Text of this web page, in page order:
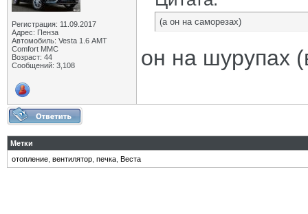
Регистрация: 11.09.2017
Адрес: Пенза
Автомобиль: Vesta 1.6 АМТ
Comfort MMC
Возраст: 44
Сообщений: 3,108
(а он на саморезах)
он на шурупах
Метки
отопление вентилятор печка Веста